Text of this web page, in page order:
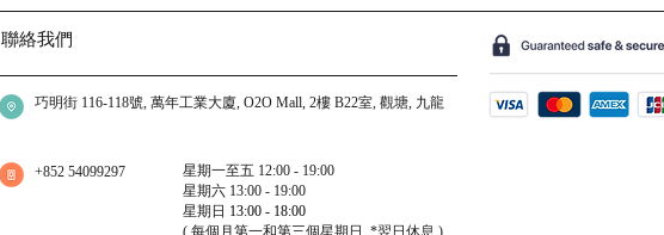
聯絡我們
巧明街 116-118號, 萬年工業大廈, O2O Mall, 2樓 B22室, 觀塘, 九龍
+852 54099297
星期一至五 12:00 - 19:00
星期六 13:00 - 19:00
星期日 13:00 - 18:00